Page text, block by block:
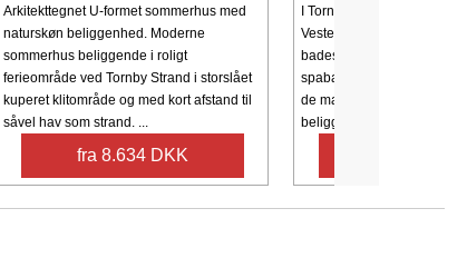
Arkitekttegnet U-formet sommerhus med
naturskøn beliggenhed. Moderne
sommerhus beliggende i roligt
ferieområde ved Tornby Strand i storslået
kuperet klitområde og med kort afstand til
såvel hav som strand. ...
fra 8.634 DKK
I Tornby tæt på det
Vesterhavet med den
badestrand finder I dette
spabad og sauna samt
de mange store vinduer og
beliggenhed på ...